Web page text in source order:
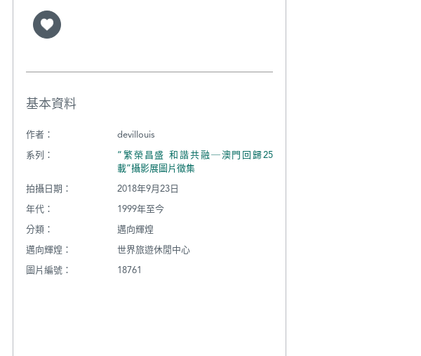
基本資料
作者：
devillouis
系列：
“繁榮昌盛 和諧共融─澳門回歸25
載”攝影展圖片徵集
拍攝日期：
2018年9月23日
年代：
1999年至今
分類：
邁向輝煌
邁向輝煌：
世界旅遊休閒中心
圖片編號：
18761